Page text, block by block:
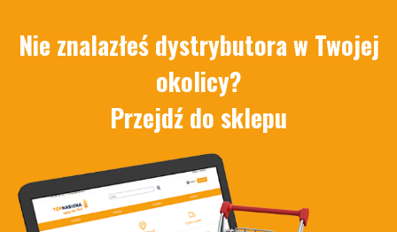
Nie znalazłeś dystrybutora w Twojej
okolicy?
Przejdź do sklepu